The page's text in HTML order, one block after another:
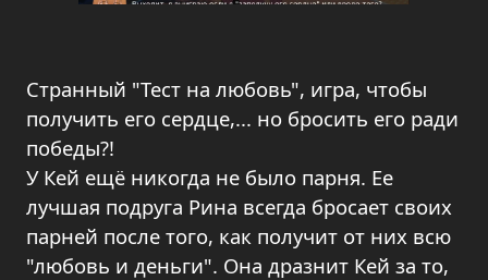
Странный "Тест на любовь", игра, чтобы
получить его сердце,... но бросить его ради
победы?!
У Кей ещё никогда не было парня. Ее
лучшая подруга Рина всегда бросает своих
парней после того, как получит от них всю
"любовь и деньги". Она дразнит Кей за то,